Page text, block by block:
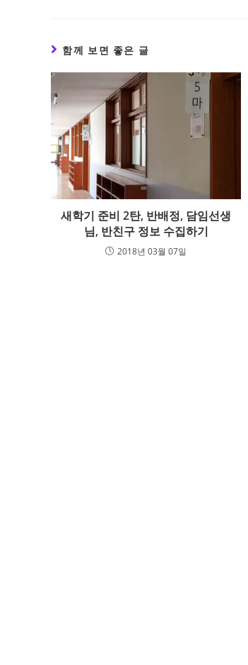
함께 보면 좋은 글
새학기 준비 2탄, 반배정, 담임선생
님, 반친구 정보 수집하기
2018년 03월 07일